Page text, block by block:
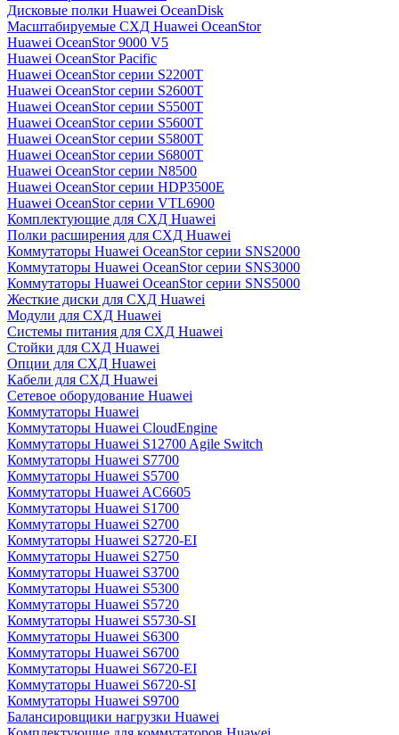
Дисковые полки Huawei OceanDisk
Масштабируемые СХД Huawei OceanStor
Huawei OceanStor 9000 V5
Huawei OceanStor Pacific
Huawei OceanStor серии S2200T
Huawei OceanStor серии S2600T
Huawei OceanStor серии S5500T
Huawei OceanStor серии S5600T
Huawei OceanStor серии S5800T
Huawei OceanStor серии S6800T
Huawei OceanStor серии N8500
Huawei OceanStor серии HDP3500E
Huawei OceanStor серии VTL6900
Комплектующие для СХД Huawei
Полки расширения для СХД Huawei
Коммутаторы Huawei OceanStor серии SNS2000
Коммутаторы Huawei OceanStor серии SNS3000
Коммутаторы Huawei OceanStor серии SNS5000
Жесткие диски для СХД Huawei
Модули для СХД Huawei
Системы питания для СХД Huawei
Стойки для СХД Huawei
Опции для СХД Huawei
Кабели для СХД Huawei
Сетевое оборудование Huawei
Коммутаторы Huawei
Коммутаторы Huawei CloudEngine
Коммутаторы Huawei S12700 Agile Switch
Коммутаторы Huawei S7700
Коммутаторы Huawei S5700
Коммутаторы Huawei AC6605
Коммутаторы Huawei S1700
Коммутаторы Huawei S2700
Коммутаторы Huawei S2720-EI
Коммутаторы Huawei S2750
Коммутаторы Huawei S3700
Коммутаторы Huawei S5300
Коммутаторы Huawei S5720
Коммутаторы Huawei S5730-SI
Коммутаторы Huawei S6300
Коммутаторы Huawei S6700
Коммутаторы Huawei S6720-EI
Коммутаторы Huawei S6720-SI
Коммутаторы Huawei S9700
Балансировщики нагрузки Huawei